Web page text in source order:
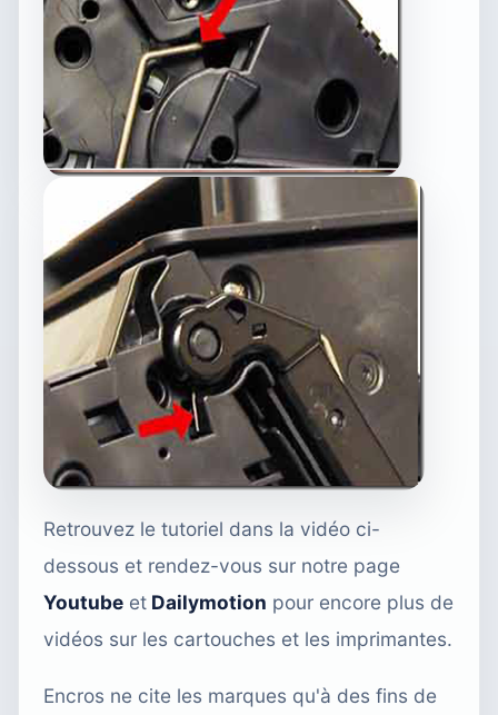
Retrouvez le tutoriel dans la vidéo ci-
dessous et rendez-vous sur notre page
Youtube et Dailymotion pour encore plus de
vidéos sur les cartouches et les imprimantes.
Encros ne cite les marques qu'à des fins de